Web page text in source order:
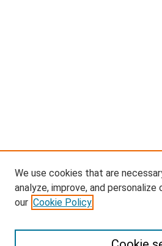
We use cookies that are
analyze, improve, and
our Cookie Policy